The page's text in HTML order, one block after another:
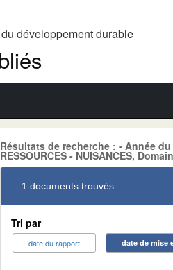
développement durable
Résultats de recherche : - Année
RESSOURCES - NUISANCES,
1 documents trouvés
Tri par
date du rapport date de mise